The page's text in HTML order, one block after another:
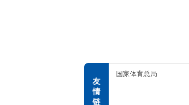
友
情
链
国家体育总局